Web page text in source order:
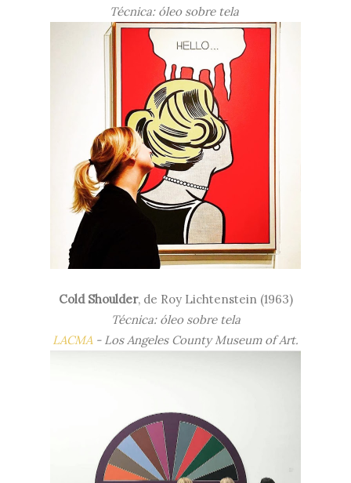
Técnica: óleo sobre tela
Cold Shoulder, de Roy Lichtenstein (1963)
Técnica: óleo sobre tela
LACMA - Los Angeles County Museum of Art.